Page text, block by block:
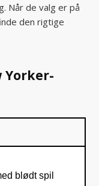
Når de valg er på
den rigtige
Yorker-
blødt spil